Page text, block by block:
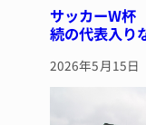
サッカーW杯
続の代表入り
2026年5月15日